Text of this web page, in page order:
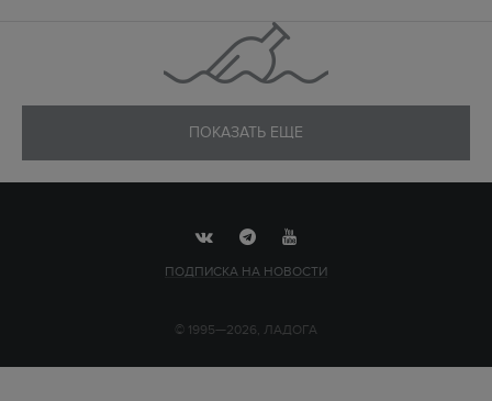
ПОКАЗАТЬ ЕЩЕ
ПОДПИСКА НА НОВОСТИ
© 1995—2026, ЛАДОГА